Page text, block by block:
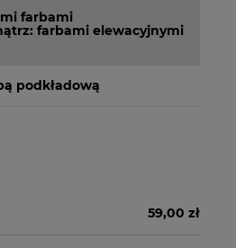
farbami
farbami elewacyjnymi
podkładową
59,00 zł